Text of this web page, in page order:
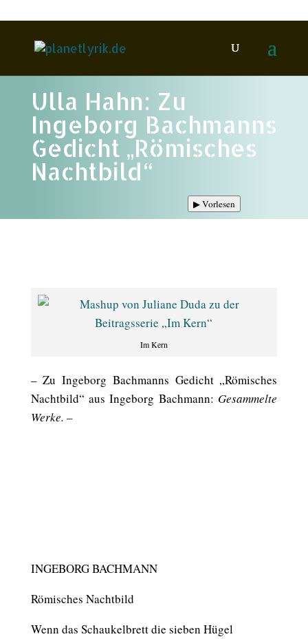
Ulla Hahn: Zu
Ingeborg Bachmanns
Gedicht „Römisches
Nachtbild“
▶Vorlesen
Im Kern
– Zu Ingeborg Bachmanns Gedicht „Römisches
Nachtbild“ aus Ingeborg Bachmann: Gesammelte
Werke. –
INGEBORG BACHMANN
Römisches Nachtbild
Wenn das Schaukelbrett die sieben Hügel